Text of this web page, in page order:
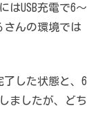
はUSB充電で6～
さんの環境では
了した状態と、6
ましたが、どち